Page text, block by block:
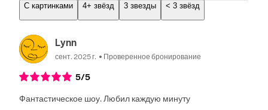
С картинками 4+ звёзд 3 звезды < 3 звёзд
Lynn
сент. 2025 г. Проверенное бронирование
5/5
Фантастическое шоу. Любил каждую минуту